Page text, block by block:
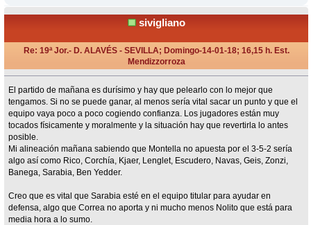
sivigliano
Re: 19ª Jor.- D. ALAVÉS - SEVILLA; Domingo-14-01-18; 16,15 h. Est.
Mendizzorroza
El partido de mañana es durísimo y hay que pelearlo con lo mejor que
tengamos. Si no se puede ganar, al menos sería vital sacar un punto y que el
equipo vaya poco a poco cogiendo confianza. Los jugadores están muy
tocados físicamente y moralmente y la situación hay que revertirla lo antes
posible.
Mi alineación mañana sabiendo que Montella no apuesta por el 3-5-2 sería
algo así como Rico, Corchía, Kjaer, Lenglet, Escudero, Navas, Geis, Zonzi,
Banega, Sarabia, Ben Yedder.
Creo que es vital que Sarabia esté en el equipo titular para ayudar en
defensa, algo que Correa no aporta y ni mucho menos Nolito que está para
media hora a lo sumo.